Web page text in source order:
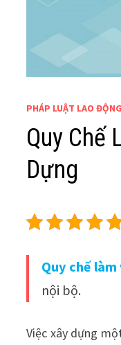
PHÁP LUẬT LAO ĐỘNG
Quy Chế
Dựng
Quy chế
nội bộ.
Việc xây dựng